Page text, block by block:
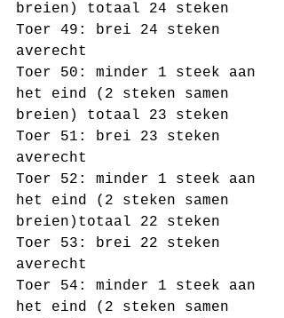
breien) totaal 24 steken
Toer 49: brei 24 steken
averecht
Toer 50: minder 1 steek aan
het eind (2 steken samen
breien) totaal 23 steken
Toer 51: brei 23 steken
averecht
Toer 52: minder 1 steek aan
het eind (2 steken samen
breien)totaal 22 steken
Toer 53: brei 22 steken
averecht
Toer 54: minder 1 steek aan
het eind (2 steken samen